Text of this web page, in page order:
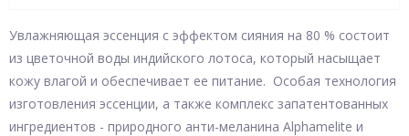
Увлажняющая эссенция с эффектом сияния на 80 % состоит
из цветочной воды индийского лотоса, который насыщает
кожу влагой и обеспечивает ее питание. Особая технология
изготовления эссенции, а также комплекс запатентованных
ингредиентов - природного анти-меланина Alphamelite и